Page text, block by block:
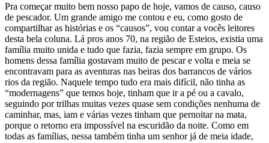
Pra começar muito bem nosso papo de hoje, vamos de causo, causo
de pescador. Um grande amigo me contou e eu, como gosto de
compartilhar as histórias e os “causos”, vou contar a vocês leitores
desta bela coluna. Lá pros anos 70, na região de Esteios, existia uma
família muito unida e tudo que fazia, fazia sempre em grupo. Os
homens dessa família gostavam muito de pescar e volta e meia se
encontravam para as aventuras nas beiras dos barrancos de vários
rios da região. Naquele tempo tudo era mais difícil, não tinha as
“modernagens” que temos hoje, tinham que ir a pé ou a cavalo,
seguindo por trilhas muitas vezes quase sem condições nenhuma de
caminhar, mas, iam e várias vezes tinham que pernoitar na mata,
porque o retorno era impossível na escuridão da noite. Como em
todas as famílias, nessa também tinha um senhor já de meia idade,